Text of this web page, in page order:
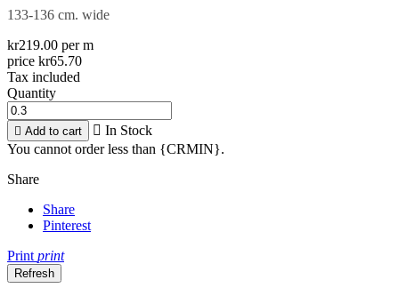
133-136 cm. wide
kr219.00 per m
price kr65.70
Tax included
Quantity
 Add to cart  In Stock
You cannot order less than {CRMIN}.
Share
Share
Pinterest
Printprint